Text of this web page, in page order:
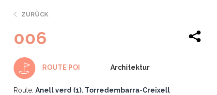
ZURÜCK
006
ROUTE POI Architektur
Route: Anell verd (1). Torredembarra-Creixell